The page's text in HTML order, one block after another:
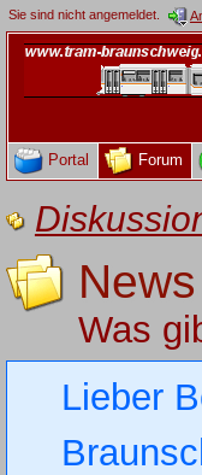
Sie sind nicht angemeldet.
Portal Forum
News
Was
Lieber